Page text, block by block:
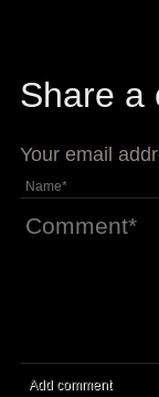
Share a
Your email
Add comment